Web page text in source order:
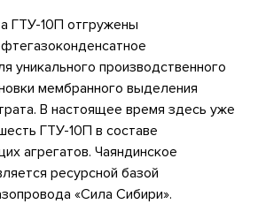
ГТУ-10П отгружены
уникального производственного
мембранного выделения
В настоящее время здесь уже
ГТУ-10П в составе
агрегатов. Чаяндинское
ресурсной базой
«Сила Сибири».